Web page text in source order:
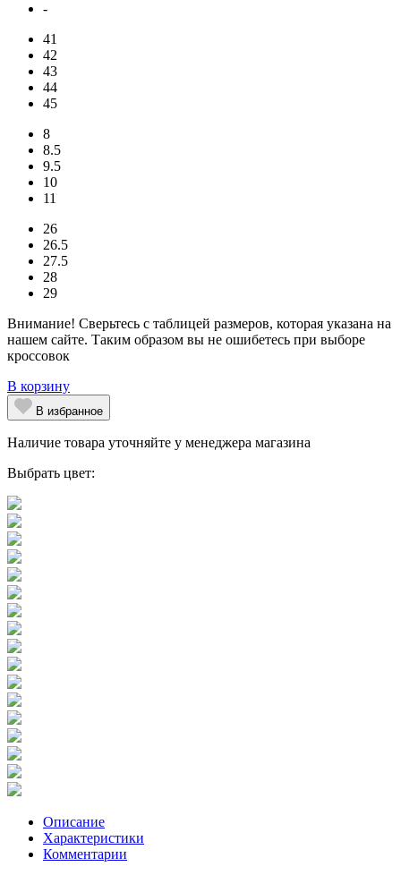
-
41
42
43
44
45
8
8.5
9.5
10
11
26
26.5
27.5
28
29
Внимание! Сверьтесь с таблицей размеров, которая указана на
нашем сайте. Таким образом вы не ошибетесь при выборе
кроссовок
В корзину
В избранное
Наличие товара уточняйте у менеджера магазина
Выбрать цвет:
Описание
Характеристики
Комментарии